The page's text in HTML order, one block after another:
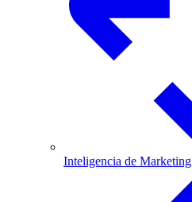
Inteligencia de Marketing